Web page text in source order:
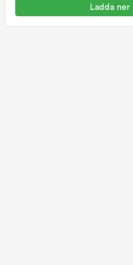
Ladda ner